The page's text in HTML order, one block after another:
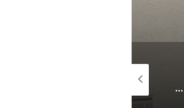
بعد إسقاط النقطة 33 من دورة يوليوز.. رئيس الجهة يوقع اتفاقية تنفيذها أمام والي الجهة فهل يتدخل هذا الأخير ؟